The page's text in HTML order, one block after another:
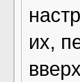
их,